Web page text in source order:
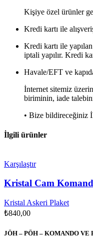
Kişiye özel ürünler
Kredi kartı ile
Kredi kartı ile
iptali yapılır. Kredi
Havale/EFT ve
İnternet sitemiz
biriminin, iade
• Bize bildireceğiniz
İlgili ürünler
Karşılaştır
Kristal Cam
Kristal Askeri Plaket
₺840,00
JÖH – PÖH – KOMANDO